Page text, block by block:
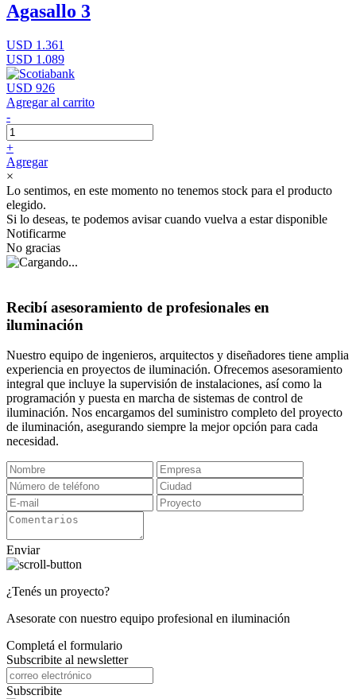
Agasallo 3
USD 1.361
USD 1.089
USD 926
Agregar al carrito
-
+
Agregar
×
Lo sentimos, en este momento no tenemos stock para el producto
elegido.
Si lo deseas, te podemos avisar cuando vuelva a estar disponible
Notificarme
No gracias
Recibí asesoramiento de profesionales en
iluminación
Nuestro equipo de ingenieros, arquitectos y diseñadores tiene amplia
experiencia en proyectos de iluminación. Ofrecemos asesoramiento
integral que incluye la supervisión de instalaciones, así como la
programación y puesta en marcha de sistemas de control de
iluminación. Nos encargamos del suministro completo del proyecto
de iluminación, asegurando siempre la mejor opción para cada
necesidad.
Enviar
¿Tenés un proyecto?
Asesorate con nuestro equipo profesional en iluminación
Completá el formulario
Subscribite al newsletter
Subscribite